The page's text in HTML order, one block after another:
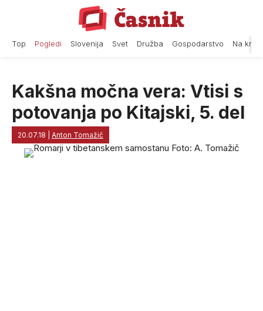
Top Pogledi Slovenija Svet Družba Gospodarstvo Na
Kakšna močna vera: Vtisi s
potovanja po Kitajski, 5. del
20.07.18 Anton Tomažič